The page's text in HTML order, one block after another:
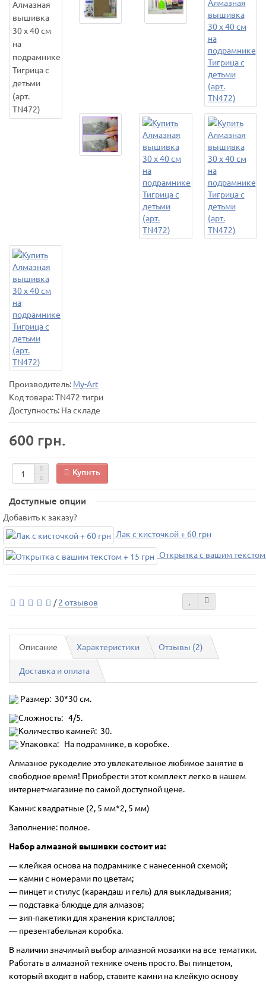
Производитель: My-Art
Код товара:TN472 тигри
Доступность: На складе
600 грн.
Купить
Доступные опции
Добавить к заказу?
Лак с кисточкой + 60 грн
Открытка с вашим текстом
/2 отзывов
Описание Характеристики Отзывы (2)
Доставка и оплата
Размер: 30*30 см.
Сложность: 4/5.
Количество камней: 30.
Упаковка: На подрамнике, в коробке.
Алмазное рукоделие это увлекательное любимое занятие в
свободное время! Приобрести этот комплект легко в нашем
интернет-магазине по самой доступной цене.
Камни: квадратные (2, 5 мм*2, 5 мм)
Заполнение: полное.
Набор алмазной вышивки состоит из:
― клейкая основа на подрамнике с нанесенной схемой;
― камни с номерами по цветам;
― пинцет и стилус (карандаш и гель) для выкладывания;
― подставка-блюдце для алмазов;
― зип-пакетики для хранения кристаллов;
― презентабельная коробка.
В наличии значимый выбор алмазной мозаики на все тематики.
Работать в алмазной технике очень просто. Вы пинцетом,
который входит в набор, ставите камни на клейкую основу